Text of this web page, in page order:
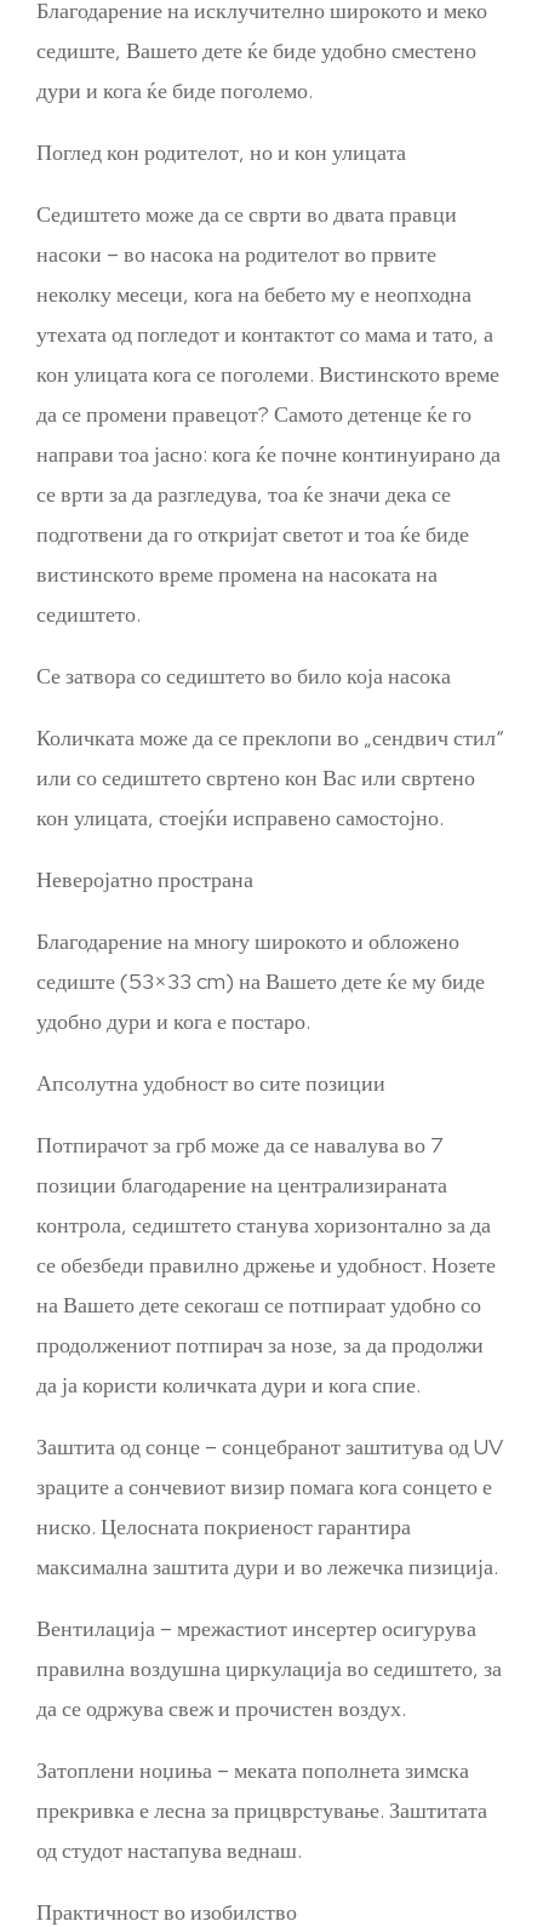
Благодарение на исклучително широкото и меко
седиште, Вашето дете ќе биде удобно сместено
дури и кога ќе биде поголемо.
Поглед кон родителот, но и кон улицата
Седиштето може да се сврти во двата правци
насоки – во насока на родителот во првите
неколку месеци, кога на бебето му е неопходна
утехата од погледот и контактот со мама и тато, а
кон улицата кога се поголеми. Вистинското време
да се промени правецот? Самото детенце ќе го
направи тоа јасно: кога ќе почне континуирано да
се врти за да разгледува, тоа ќе значи дека се
подготвени да го откријат светот и тоа ќе биде
вистинското време промена на насоката на
седиштето.
Се затвора со седиштето во било која насока
Количката може да се преклопи во „сендвич стил“
или со седиштето свртено кон Вас или свртено
кон улицата, стоејќи исправено самостојно.
Неверојатно пространа
Благодарение на многу широкото и обложено
седиште (53×33 cm) на Вашето дете ќе му биде
удобно дури и кога е постаро.
Апсолутна удобност во сите позиции
Потпирачот за грб може да се навалува во 7
позиции благодарение на централизираната
контрола, седиштето станува хоризонтално за да
се обезбеди правилно држење и удобност. Нозете
на Вашето дете секогаш се потпираат удобно со
продолжениот потпирач за нозе, за да продолжи
да ја користи количката дури и кога спие.
Заштита од сонце – сонцебранот заштитува од UV
зраците а сончевиот визир помага кога сонцето е
ниско. Целосната покриеност гарантира
максимална заштита дури и во лежечка пизиција.
Вентилација – мрежастиот инсертер осигурува
правилна воздушна циркулација во седиштето, за
да се одржува свежи прочистен воздух.
Затоплени ноџиња – меката пополнета зимска
прекривка е лесна за прицврстување. Заштитата
од студот настапува веднаш.
Практичност во изобилство